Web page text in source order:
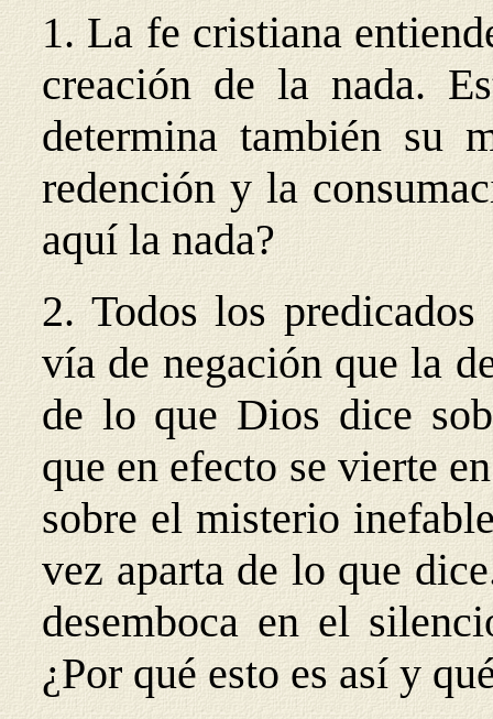
1. La fe cristiana
creación de la nada.
determina también su
redención y la
aquí la nada?
2. Todos los
vía de negación que la
de lo que Dios dice
que en efecto se vierte
sobre el misterio
vez aparta de lo que
desemboca en el
¿Por qué esto es así y